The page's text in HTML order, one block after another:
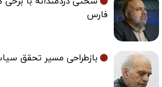
فارس
بازطراحی مسیر تحقق